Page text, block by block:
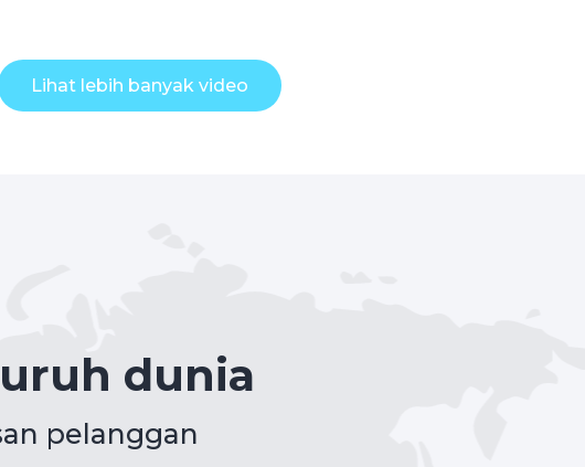
Lihat lebih banyak video
dunia
pelanggan